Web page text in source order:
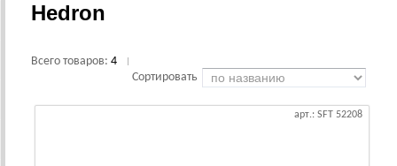
Hedron
Всего товаров: 4
Сортировать
арт.: SFT 52208